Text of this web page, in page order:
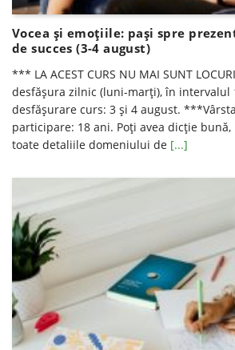
Vocea și emoțiile: pași spre
de succes (3-4 august)
*** LA ACEST CURS NU MAI SUNT
desfăşura zilnic (luni-marți), în intervalul
desfăşurare curs: 3 și 4 august.
participare: 18 ani. Poți avea dicție
toate detaliile domeniului de [...]